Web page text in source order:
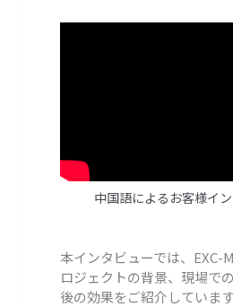
中国語によるお客様イ
本インタビューでは、EXC-
ロジェクトの背景、現場で
後の効果をご紹介しています